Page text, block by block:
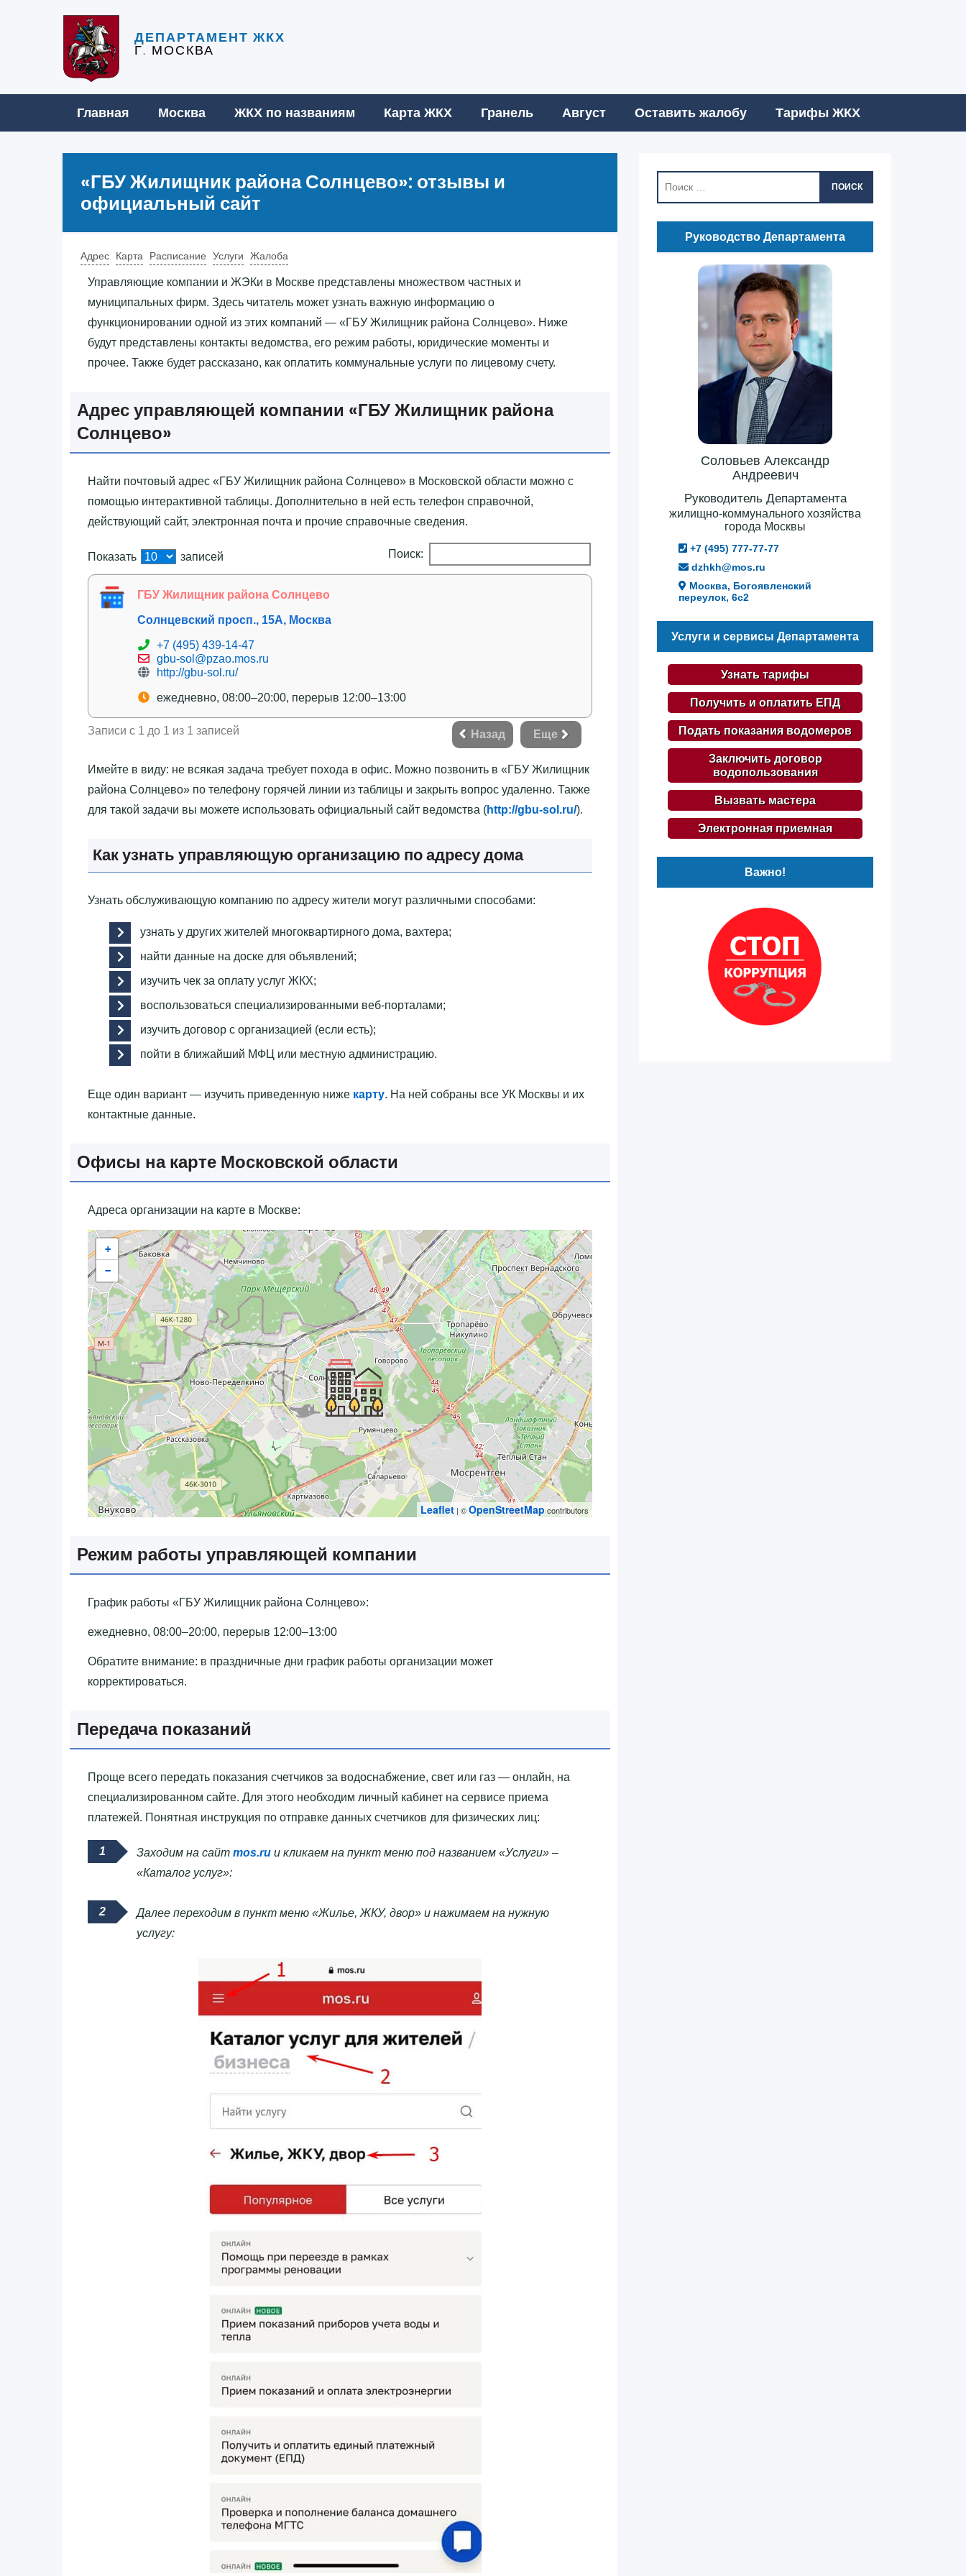
ДЕПАРТАМЕНТ ЖКХ
Г. МОСКВА
Главная Москва ЖКХ по названиям Карта ЖКХ Гранель Август Оставить жалобу Тарифы ЖКХ
«‎ГБУ Жилищник района Солнцево»‎: отзывы и
официальный сайт
Адрес Карта Расписание Услуги Жалоба
Управляющие компании и ЖЭКи в Москве представлены множеством частных и
муниципальных фирм. Здесь читатель может узнать важную информацию о
функционировании одной из этих компаний — «‎ГБУ Жилищник района Солнцево»‎. Ниже
будут представлены контакты ведомства, его режим работы, юридические моменты и
прочее. Также будет рассказано, как оплатить коммунальные услуги по лицевому счету.
Адрес управляющей компании «‎ГБУ Жилищник района
Солнцево»‎
Найти почтовый адрес «‎ГБУ Жилищник района Солнцево»‎ в Московской области можно с
помощью интерактивной таблицы. Дополнительно в ней есть телефон справочной,
действующий сайт, электронная почта и прочие справочные сведения.
Показать записей Поиск:
ГБУ Жилищник района Солнцево
Солнцевский просп., 15А, Москва
+7 (495) 439-14-47
gbu-sol@pzao.mos.ru
http://gbu-sol.ru/
ежедневно, 08:00–20:00, перерыв 12:00–13:00
Записи с 1 до 1 из 1 записей Назад Еще
Имейте в виду: не всякая задача требует похода в офис. Можно позвонить в «‎ГБУ Жилищник
района Солнцево»‎ по телефону горячей линии из таблицы и закрыть вопрос удаленно. Также
для такой задачи вы можете использовать официальный сайт ведомства (http://gbu-sol.ru/).
Как узнать управляющую организацию по адресу дома
Узнать обслуживающую компанию по адресу жители могут различными способами:
узнать у других жителей многоквартирного дома, вахтера;
найти данные на доске для объявлений;
изучить чек за оплату услуг ЖКХ;
воспользоваться специализированными веб-порталами;
изучить договор с организацией (если есть);
пойти в ближайший МФЦ или местную администрацию.
Еще один вариант — изучить приведенную ниже карту. На ней собраны все УК Москвы и их
контактные данные.
Офисы на карте Московской области
Адреса организации на карте в Москве:
+
−
Leaflet | ©OpenStreetMap contributors
Режим работы управляющей компании
График работы «‎ГБУ Жилищник района Солнцево»‎:
ежедневно, 08:00–20:00, перерыв 12:00–13:00
Обратите внимание: в праздничные дни график работы организации может
корректироваться.
Передача показаний
Проще всего передать показания счетчиков за водоснабжение, свет или газ — онлайн, на
специализированном сайте. Для этого необходим личный кабинет на сервисе приема
платежей. Понятная инструкция по отправке данных счетчиков для физических лиц:
Заходим на сайт mos.ru и кликаем на пункт меню под названием «Услуги» –
«Каталог услуг»:
Далее переходим в пункт меню «Жилье, ЖКУ, двор» и нажимаем на нужную
услугу:
ПОИСК
Руководство Департамента
Соловьев Александр
Андреевич
Руководитель Департамента
жилищно-коммунального хозяйства
города Москвы
+7 (495) 777-77-77
dzhkh@mos.ru
Москва, Богоявленский
переулок, 6с2
Услуги и сервисы Департамента
Узнать тарифы
Получить и оплатить ЕПД
Подать показания водомеров
Заключить договор
водопользования
Вызвать мастера
Электронная приемная
Важно!